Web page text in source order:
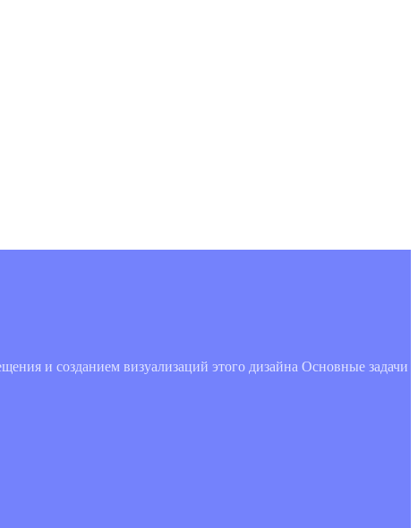
и созданием визуализаций этого дизайна Основные задачи